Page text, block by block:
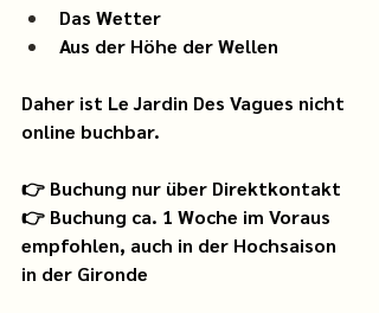
Das Wetter
Aus der Höhe der Wellen
Daher ist Le Jardin Des Vagues nicht
online buchbar.
👉 Buchung nur über Direktkontakt
👉 Buchung ca. 1 Woche im Voraus
empfohlen, auch in der Hochsaison
in der Gironde